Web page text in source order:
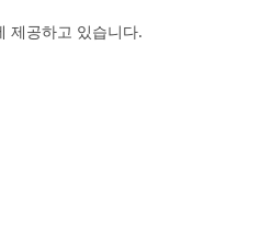
제공하고 있습니다.